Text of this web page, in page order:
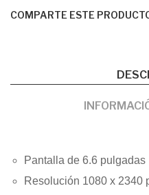
COMPARTE ESTE
Pantalla de 6.6 pulgadas
Resolución 1080 x 2340